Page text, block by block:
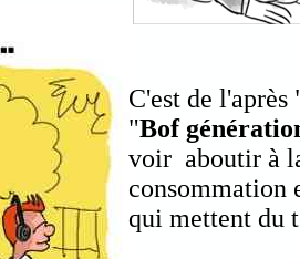
C'est de
"Bof
voir aboutir à
consommation
qui mettent du